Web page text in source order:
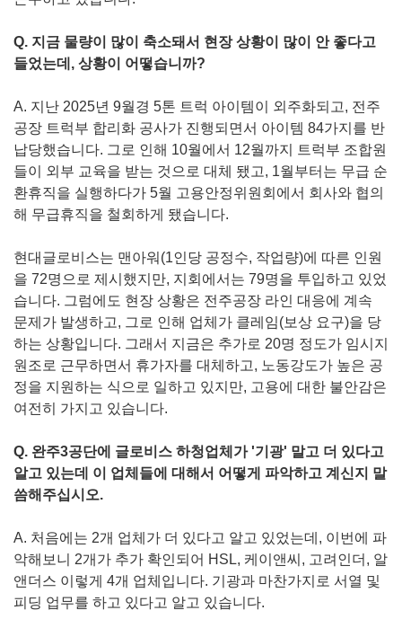
Q. 지금 물량이 많이 축소돼서 현장 상황이 많이 안 좋다고
들었는데, 상황이 어떻습니까?
A. 지난 2025년 9월경 5톤 트럭 아이템이 외주화되고, 전주
공장 트럭부 합리화 공사가 진행되면서 아이템 84가지를 반
납당했습니다. 그로 인해 10월에서 12월까지 트럭부 조합원
들이 외부 교육을 받는 것으로 대체 됐고, 1월부터는 무급 순
환휴직을 실행하다가 5월 고용안정위원회에서 회사와 협의
해 무급휴직을 철회하게 됐습니다.
현대글로비스는 맨아워(1인당 공정수, 작업량)에 따른 인원
을 72명으로 제시했지만, 지회에서는 79명을 투입하고 있었
습니다. 그럼에도 현장 상황은 전주공장 라인 대응에 계속
문제가 발생하고, 그로 인해 업체가 클레임(보상 요구)을 당
하는 상황입니다. 그래서 지금은 추가로 20명 정도가 임시지
원조로 근무하면서 휴가자를 대체하고, 노동강도가 높은 공
정을 지원하는 식으로 일하고 있지만, 고용에 대한 불안감은
여전히 가지고 있습니다.
Q. 완주3공단에 글로비스 하청업체가 '기광' 말고 더 있다고
알고 있는데 이 업체들에 대해서 어떻게 파악하고 계신지 말
씀해주십시오.
A. 처음에는 2개 업체가 더 있다고 알고 있었는데, 이번에 파
악해보니 2개가 추가 확인되어 HSL, 케이앤씨, 고려인더, 알
앤더스 이렇게 4개 업체입니다. 기광과 마찬가지로 서열 및
피딩 업무를 하고 있다고 알고 있습니다.